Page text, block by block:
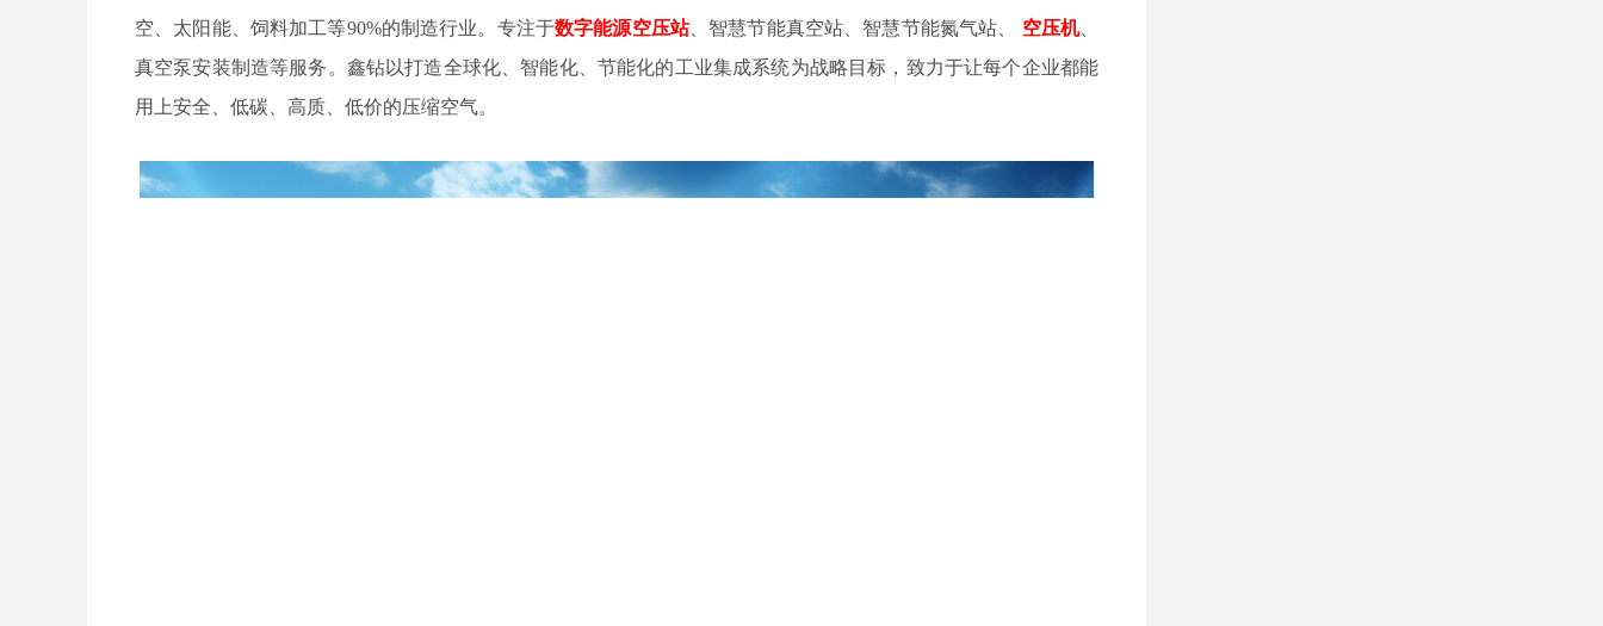
空、太阳能、饲料加工等90%的制造行业。专注于数字能源空压站、智慧节能真空站、智慧节能氮气站、 空压机、
真空泵安装制造等服务。鑫钻以打造全球化、智能化、节能化的工业集成系统为战略目标，致力于让每个企业都能
用上安全、低碳、高质、低价的压缩空气。